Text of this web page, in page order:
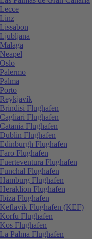
Lecce
Linz
Lissabon
Ljubljana
Malaga
Neapel
Oslo
Palermo
Palma
Porto
Reykjavík
Brindisi Flughafen
Cagliari Flughafen
Catania Flughafen
Dublin Flughafen
Edinburgh Flughafen
Faro Flughafen
Fuerteventura Flughafen
Funchal Flughafen
Hamburg Flughafen
Heraklion Flughafen
Ibiza Flughafen
Keflavik Flughafen (KEF)
Korfu Flughafen
Kos Flughafen
La Palma Flughafen